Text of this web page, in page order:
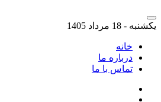
یکشنبه - 18 مرداد 1405
خانه
درباره ما
تماس با ما